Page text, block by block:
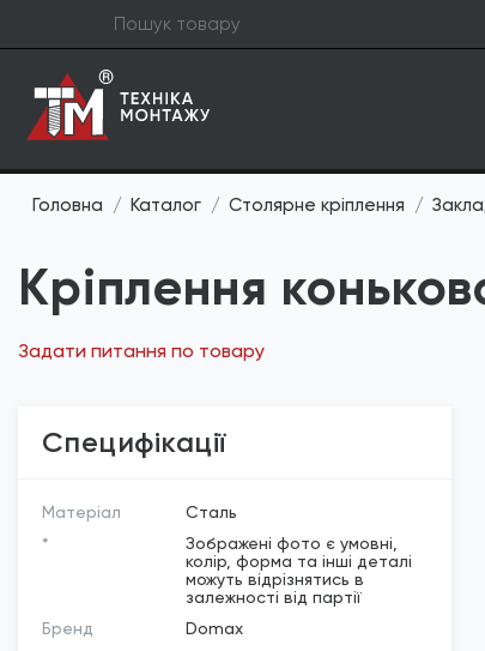
Головна Каталог Столярне кріплення
Кріплення
Задати питання по товару
Специфікації
Матеріал
Сталь
*
Зображені фото є умовні,
колір, форма та інші деталі
можуть відрізнятись в
залежності від партії
Бренд
Domax